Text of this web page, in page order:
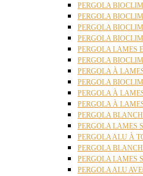
PERGOLA
PERGOLA
PERGOLA
PERGOLA
PERGOLA LAMES
PERGOLA
PERGOLA À
PERGOLA
PERGOLA À
PERGOLA À
PERGOLA
PERGOLA LAMES
PERGOLA ALU À
PERGOLA
PERGOLA LAMES
PERGOLA ALU